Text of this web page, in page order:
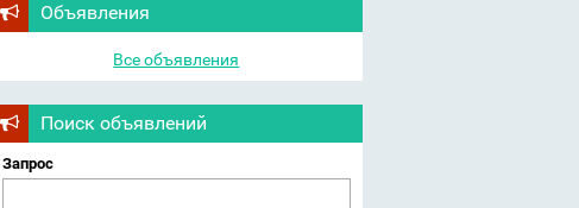
Объявления
Все объявления
Поиск объявлений
Запрос